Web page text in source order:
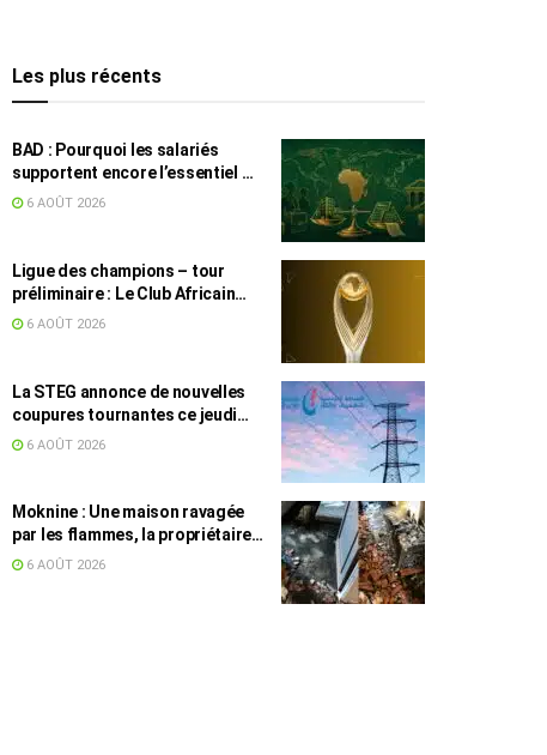
Les plus récents
BAD : Pourquoi les salariés
supportent encore l’essentiel de
l’effort fiscal en Tunisie
6 AOÛT 2026
Ligue des champions – tour
préliminaire : Le Club Africain
face au Djoliba AC
6 AOÛT 2026
La STEG annonce de nouvelles
coupures tournantes ce jeudi
dans plusieurs régions
6 AOÛT 2026
Moknine : Une maison ravagée
par les flammes, la propriétaire
accuse la STEG et la SONEDE
6 AOÛT 2026